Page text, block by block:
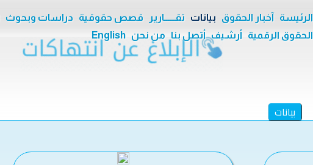
الرئيسة آخبار الحقوق بيانات تقــــــارير قصص حقوقية دراسات وبحوث
الحقوق الرقمية
أرشيف أتصل بنا من نحن English
بيانات